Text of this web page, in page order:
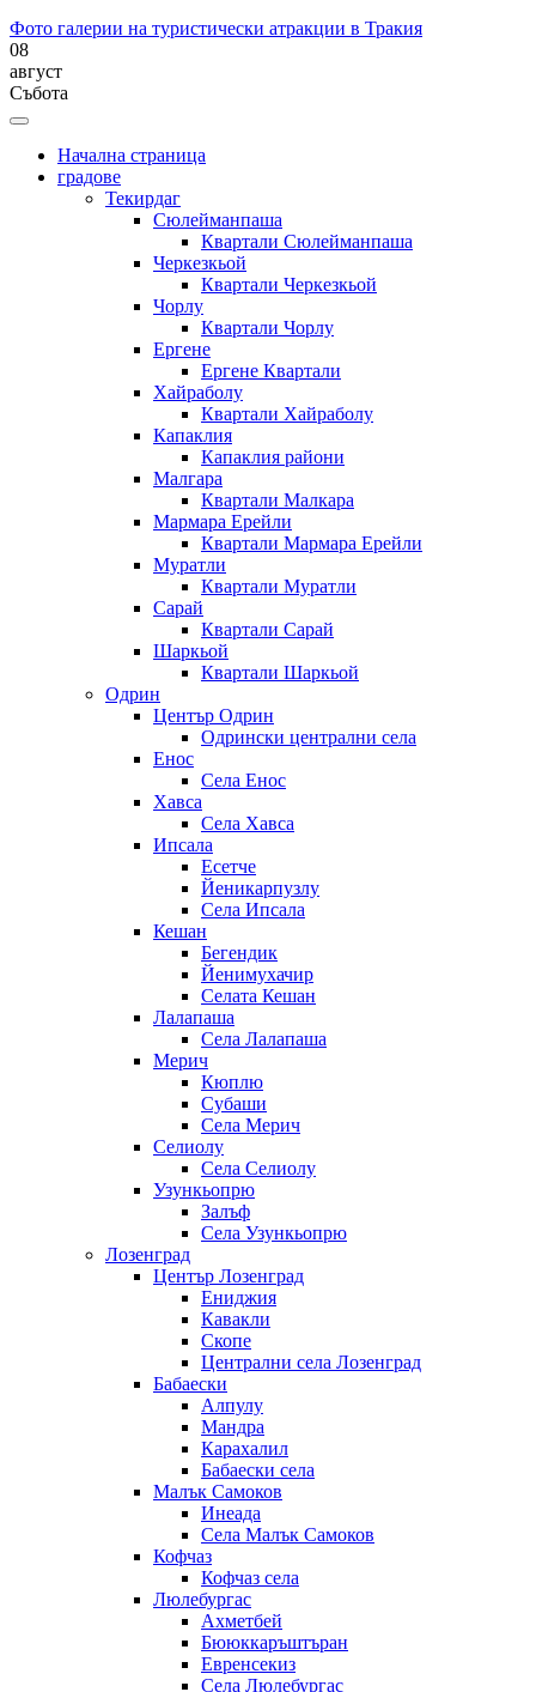
Фото галерии на туристически атракции в Тракия
08
август
Събота
Начална страница
градове
Текирдаг
Сюлейманпаша
Квартали Сюлейманпаша
Черкезкьой
Квартали Черкезкьой
Чорлу
Квартали Чорлу
Ергене
Ергене Квартали
Хайраболу
Квартали Хайраболу
Капаклия
Капаклия райони
Малгара
Квартали Малкара
Мармара Ерейли
Квартали Мармара Ерейли
Муратли
Квартали Муратли
Сарай
Квартали Сарай
Шаркьой
Квартали Шаркьой
Одрин
Център Одрин
Одрински централни села
Енос
Села Енос
Хавса
Села Хавса
Ипсала
Есетче
Йеникарпузлу
Села Ипсала
Кешан
Бегендик
Йенимухачир
Селата Кешан
Лалапаша
Села Лалапаша
Мерич
Кюплю
Субаши
Села Мерич
Селиолу
Села Селиолу
Узункьопрю
Залъф
Села Узункьопрю
Лозенград
Център Лозенград
Ениджия
Кавакли
Скопе
Централни села Лозенград
Бабаески
Алпулу
Мандра
Карахалил
Бабаески села
Малък Самоков
Инеада
Села Малък Самоков
Кофчаз
Кофчаз села
Люлебургас
Ахметбей
Бююккаръштъран
Евренсекиз
Села Люлебургас